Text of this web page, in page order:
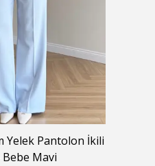
Yelek Pantolon İkili
Bebe Mavi